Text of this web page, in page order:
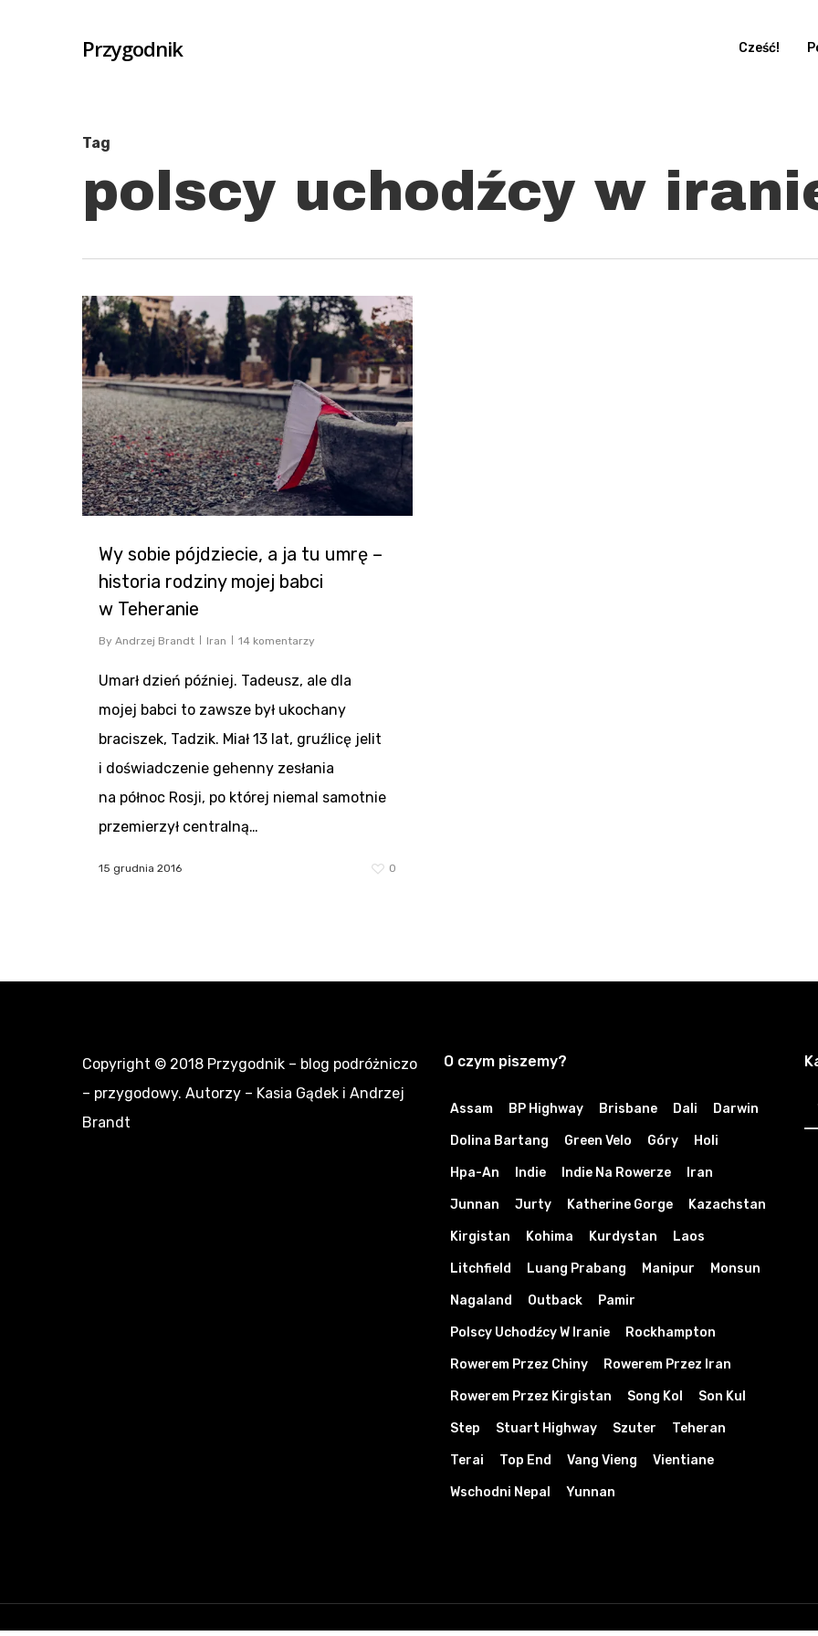
Przygodnik Cześć!
Tag
polscy uchodźcy w
Wy sobie pójdziecie, a ja tu umrę –
historia rodziny mojej babci
w Teheranie
By Andrzej Brandt Iran 14 komentarzy
Umarł dzień później. Tadeusz, ale dla
mojej babci to zawsze był ukochany
braciszek, Tadzik. Miał 13 lat, gruźlicę jelit
i doświadczenie gehenny zesłania
na północ Rosji, po której niemal samotnie
przemierzył centralną…
15 grudnia 2016 0
Copyright © 2018 Przygodnik – blog podróżniczo
– przygodowy. Autorzy – Kasia Gądek i Andrzej
Brandt
O czym piszemy?
Assam BP Highway Brisbane Dali Darwin
Dolina Bartang Green Velo Góry Holi
Hpa-An Indie Indie Na Rowerze Iran
Junnan Jurty Katherine Gorge Kazachstan
Kirgistan Kohima Kurdystan Laos
Litchfield Luang Prabang Manipur Monsun
Nagaland Outback Pamir
Polscy Uchodźcy W Iranie Rockhampton
Rowerem Przez Chiny Rowerem Przez Iran
Rowerem Przez Kirgistan Song Kol Son Kul
Step Stuart Highway Szuter Teheran
Terai Top End Vang Vieng Vientiane
Wschodni Nepal Yunnan